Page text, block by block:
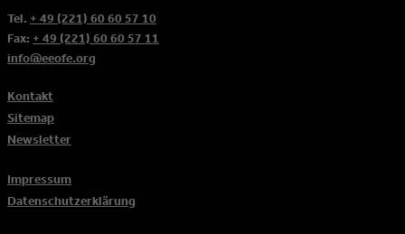
Tel. + 49 (221) 60 60 57 10
Fax: + 49 (221) 60 60 57 11
info@eeofe.org
Kontakt
Sitemap
Newsletter
Impressum
Datenschutzerklärung